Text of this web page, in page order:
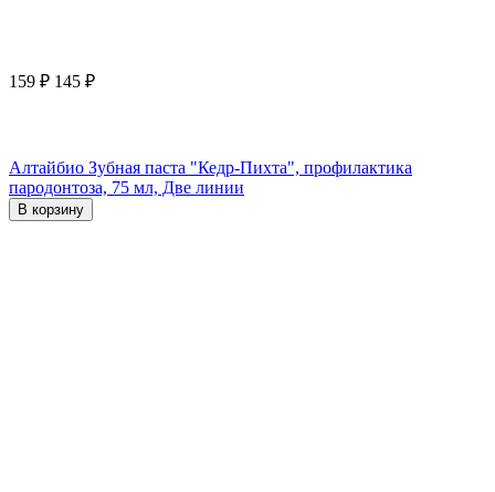
159 ₽ 145 ₽
Алтайбио Зубная паста "Кедр-Пихта", профилактика
пародонтоза, 75 мл, Две линии
В корзину